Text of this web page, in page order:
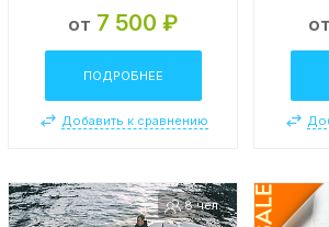
от 7 500 ₽
ПОДРОБНЕЕ
Добавить к сравнению
от
8 чел.